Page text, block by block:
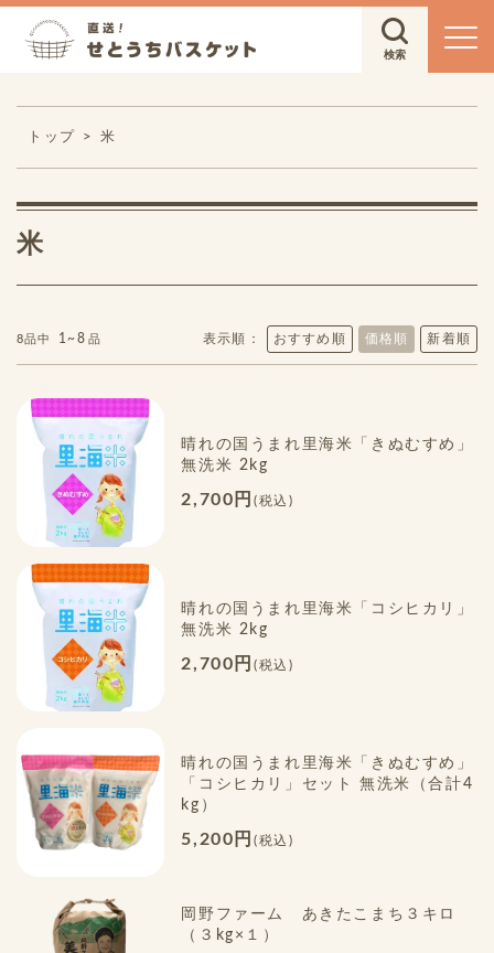
トップ 米
米
8品中 1~8 品 表示順： おすすめ順 価格順 新着順
晴れの国うまれ里海米「きぬむすめ」
無洗米 2kg
2,700円 (税込)
晴れの国うまれ里海米「コシヒカリ」
無洗米 2kg
2,700円 (税込)
晴れの国うまれ里海米「きぬむすめ」
「コシヒカリ」セット 無洗米（合計4
kg）
5,200円 (税込)
岡野ファーム あきたこまち３キロ
（３kg×１）